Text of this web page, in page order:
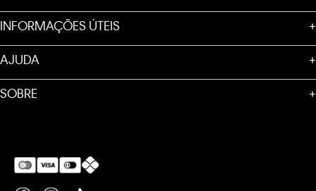
INFORMAÇÕES ÚTEIS +
AJUDA +
SOBRE +